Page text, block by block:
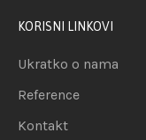
KORISNI LINKOVI
Ukratko o nama
Reference
Kontakt